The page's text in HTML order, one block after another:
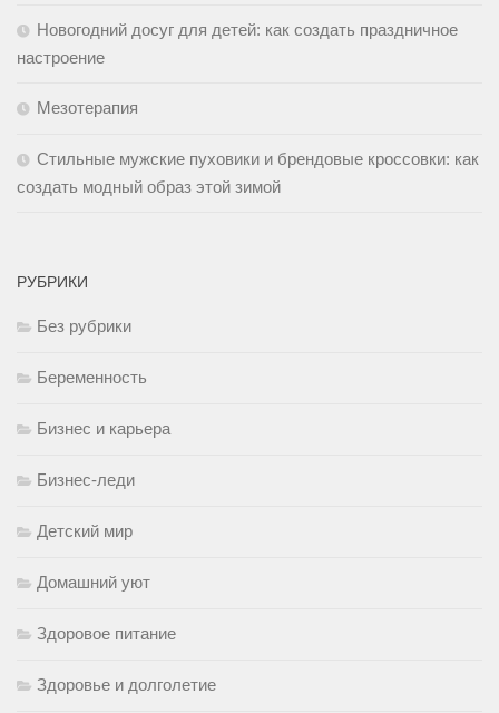
Новогодний досуг для детей: как создать праздничное
настроение
Мезотерапия
Стильные мужские пуховики и брендовые кроссовки: как
создать модный образ этой зимой
РУБРИКИ
Без рубрики
Беременность
Бизнес и карьера
Бизнес-леди
Детский мир
Домашний уют
Здоровое питание
Здоровье и долголетие